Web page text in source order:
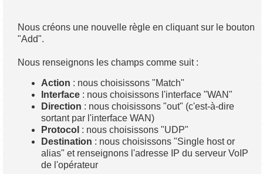
Nous créons une nouvelle règle en cliquant sur le bouton
"Add".
Nous renseignons les champs comme suit :
Action : nous choisissons "Match"
Interface : nous choisissons l'interface "WAN"
Direction : nous choisissons "out" (c'est-à-dire
sortant par l'interface WAN)
Protocol : nous choisissons "UDP"
Destination : nous choisissons "Single host or
alias" et renseignons l'adresse IP du serveur VoIP
de l'opérateur